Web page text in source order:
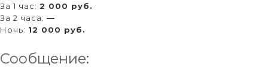
За 1 час: 2 000 руб.
За 2 часа: —
Ночь: 12 000 руб.
Сообщение: